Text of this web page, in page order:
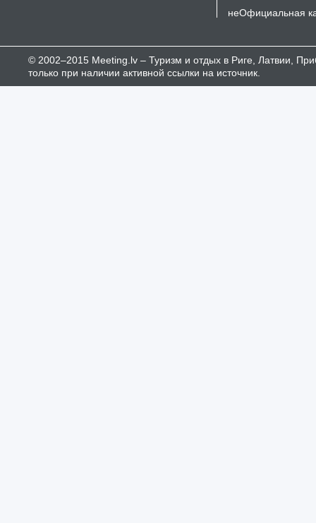
неОфициальная
© 2002–2015 Meeting.lv – Туризм и отдых в Риге, Латвии,
только при наличии активной ссылки на источник.